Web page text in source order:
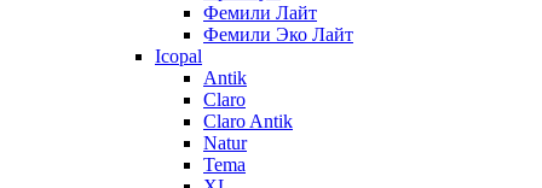
Фемили Лайт
Фемили Эко Лайт
Icopal
Antik
Claro
Claro Antik
Natur
Tema